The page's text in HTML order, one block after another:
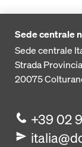
Sede centrale
Sede centrale
Strada
20075
+39 02